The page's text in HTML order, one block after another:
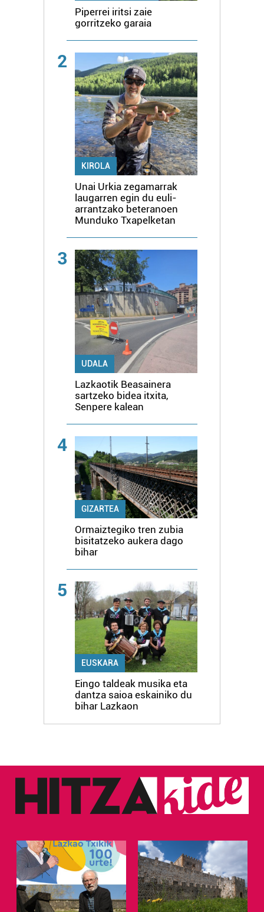
Piperrei iritsi zaie
gorritzeko garaia
2
KIROLA
Unai Urkia zegamarrak
laugarren egin du euli-
arrantzako beteranoen
Munduko Txapelketan
3
UDALA
Lazkaotik Beasainera
sartzeko bidea itxita,
Senpere kalean
4
GIZARTEA
Ormaiztegiko tren zubia
bisitatzeko aukera dago
bihar
5
EUSKARA
Eingo taldeak musika eta
dantza saioa eskainiko du
bihar Lazkaon